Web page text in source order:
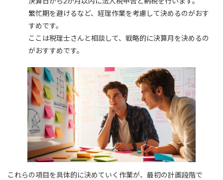
繁忙期を避けるなど、経理作業を考慮して決めるのがおす
すめです。
ここは税理士さんと相談して、戦略的に決算月を決めるの
がおすすめです。
これらの項目を具体的に決めていく作業が、最初の計画段階で